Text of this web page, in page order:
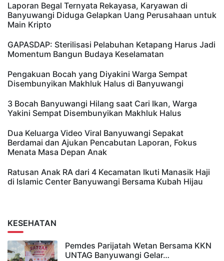
Laporan Begal Ternyata Rekayasa, Karyawan di
Banyuwangi Diduga Gelapkan Uang Perusahaan untuk
Main Kripto
GAPASDAP: Sterilisasi Pelabuhan Ketapang Harus Jadi
Momentum Bangun Budaya Keselamatan
Pengakuan Bocah yang Diyakini Warga Sempat
Disembunyikan Makhluk Halus di Banyuwangi
3 Bocah Banyuwangi Hilang saat Cari Ikan, Warga
Yakini Sempat Disembunyikan Makhluk Halus
Dua Keluarga Video Viral Banyuwangi Sepakat
Berdamai dan Ajukan Pencabutan Laporan, Fokus
Menata Masa Depan Anak
Ratusan Anak RA dari 4 Kecamatan Ikuti Manasik Haji
di Islamic Center Banyuwangi Bersama Kubah Hijau
KESEHATAN
Pemdes Parijatah Wetan Bersama KKN
UNTAG Banyuwangi Gelar…